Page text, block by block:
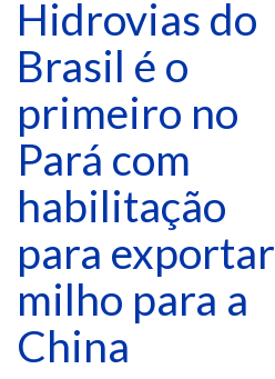
Hidrovias do
Brasil é o
primeiro no
Pará com
habilitação
para exportar
milho para a
China